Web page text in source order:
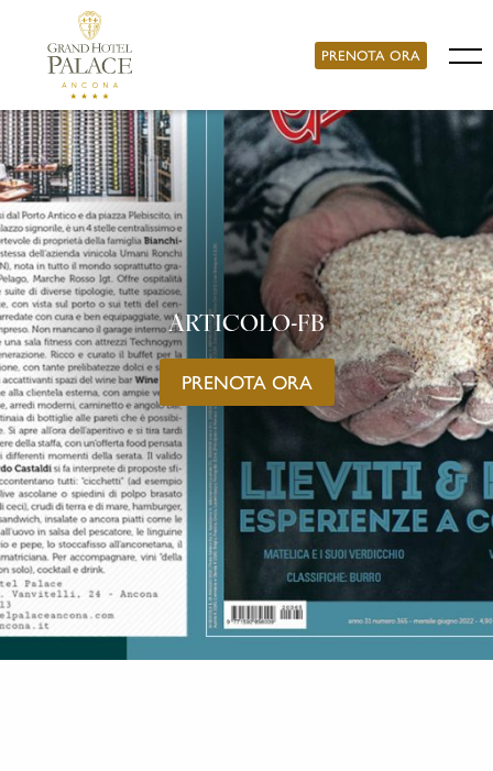
PRENOTA ORA
ARTICOLO-FB
PRENOTA ORA